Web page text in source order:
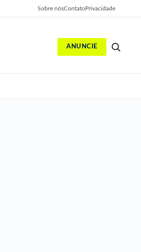
Sobre nósContatoPrivacidade
ANUNCIE